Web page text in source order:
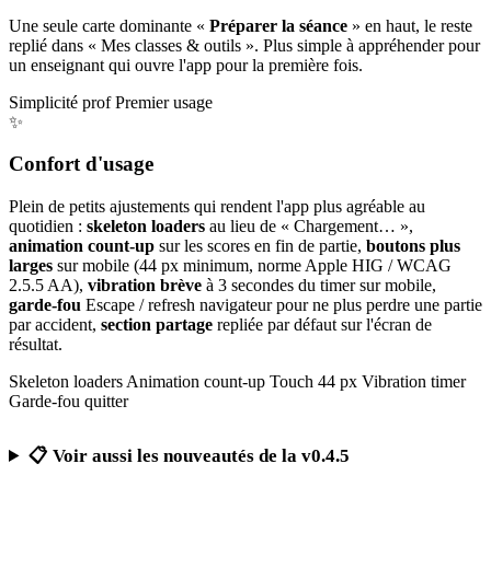
Une seule carte dominante « Préparer la séance » en haut, le reste
replié dans « Mes classes & outils ». Plus simple à appréhender pour
un enseignant qui ouvre l'app pour la première fois.
Simplicité prof Premier usage
✨
Confort d'usage
Plein de petits ajustements qui rendent l'app plus agréable au
quotidien : skeleton loaders au lieu de « Chargement… »,
animation count-up sur les scores en fin de partie, boutons plus
larges sur mobile (44 px minimum, norme Apple HIG / WCAG
2.5.5 AA), vibration brève à 3 secondes du timer sur mobile,
garde-fou Escape / refresh navigateur pour ne plus perdre une partie
par accident, section partage repliée par défaut sur l'écran de
résultat.
Skeleton loaders Animation count-up Touch 44 px Vibration timer
Garde-fou quitter
📋 Voir aussi les nouveautés de la v0.4.5